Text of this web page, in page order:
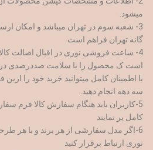
میشود.
گانه تهران فراهم است
4- ساعت فروشی نوری در اقبال اصالت
است ک محصول را با سلامت صددرصدی در
با اطمینان کامل میتوانید خرید خود را
سه دهه انجام دهید.
5-کاربران باید هنگام سفارش کالا فرم
کامل پر نمایند
6-اگر مدل سفارشی از هر برند و با هر
نوری ارتباط برقرار کنید